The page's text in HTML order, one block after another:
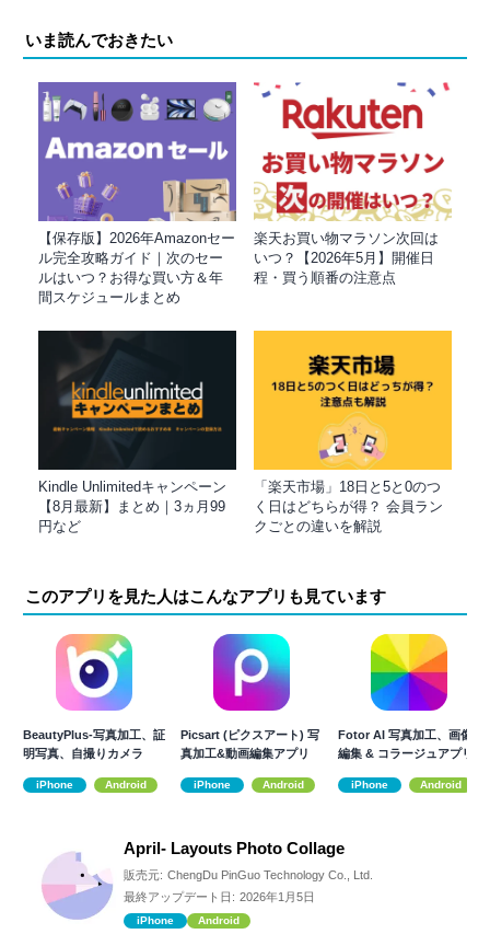
いま読んでおきたい
【保存版】2026年Amazonセー
ル完全攻略ガイド｜次のセー
ルはいつ？お得な買い方＆年
間スケジュールまとめ
楽天お買い物マラソン次回は
いつ？【2026年5月】開催日
程・買う順番の注意点
Kindle Unlimitedキャンペーン
【8月最新】まとめ｜3ヵ月99
円など
「楽天市場」18日と5と0のつ
く日はどちらが得？ 会員ラン
クごとの違いを解説
このアプリを見た人はこんなアプリも見ています
BeautyPlus-写真加工、証
明写真、自撮りカメラ
iPhone Android
Picsart (ピクスアート) 写
真加工&動画編集アプリ
iPhone Android
Fotor AI 写真加工、画像
編集 & コラージュアプリ
iPhone Android
April- Layouts Photo Collage
販売元: ChengDu PinGuo Technology Co., Ltd.
最終アップデート日: 2026年1月5日
iPhone Android